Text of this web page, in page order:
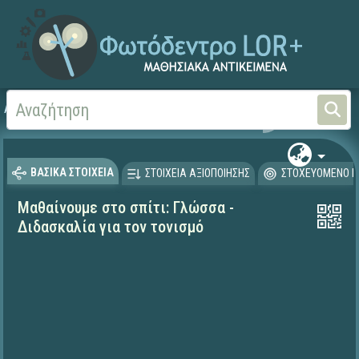
Αρχική Μαθαίνουμε στο Σπίτι
ΒΑΣΙΚΑ ΣΤΟΙΧΕΙΑ ΣΤΟΙΧΕΙΑ ΑΞΙΟΠΟΙΗΣΗΣ ΣΤΟΧΕΥΟΜΕΝΟ
Μαθαίνουμε στο σπίτι: Γλώσσα -
Διδασκαλία για τον τονισμό